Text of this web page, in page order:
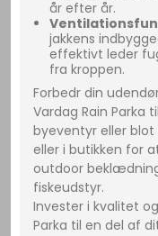
år efter år.
jakkens
effektivt leder
fra kroppen.
Forbedr din
Vardag Rain Parka
byeventyr eller blot
eller i butikken for
outdoor
fiskeudstyr.
Invester i kvalitet
Parka til en del af